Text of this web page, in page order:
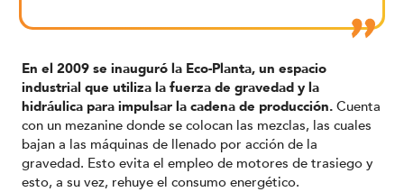
En el 2009 se inauguró la Eco-Planta, un espacio
industrial que utiliza la fuerza de gravedad y la
hidráulica para impulsar la cadena de producción. Cuenta
con un mezanine donde se colocan las mezclas, las cuales
bajan a las máquinas de llenado por acción de la
gravedad. Esto evita el empleo de motores de trasiego y
esto, a su vez, rehuye el consumo energético.